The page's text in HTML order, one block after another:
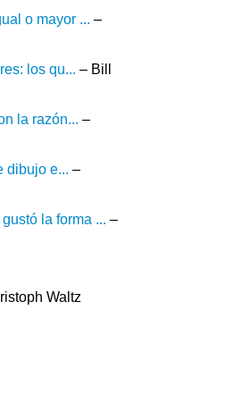
o mayor ... –
los qu... – Bill
la razón... –
dibujo e... –
la forma ... –
Waltz